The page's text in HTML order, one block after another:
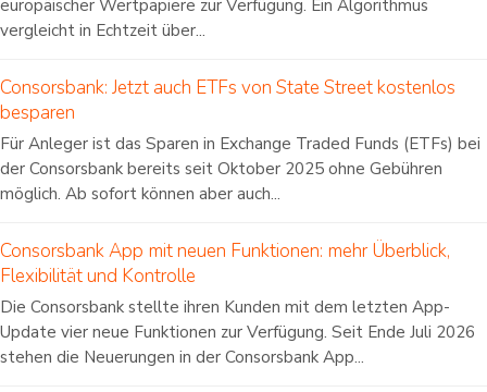
europäischer Wertpapiere zur Verfügung. Ein Algorithmus
vergleicht in Echtzeit über...
Consorsbank: Jetzt auch ETFs von State Street kostenlos
besparen
Für Anleger ist das Sparen in Exchange Traded Funds (ETFs) bei
der Consorsbank bereits seit Oktober 2025 ohne Gebühren
möglich. Ab sofort können aber auch...
Consorsbank App mit neuen Funktionen: mehr Überblick,
Flexibilität und Kontrolle
Die Consorsbank stellte ihren Kunden mit dem letzten App-
Update vier neue Funktionen zur Verfügung. Seit Ende Juli 2026
stehen die Neuerungen in der Consorsbank App...